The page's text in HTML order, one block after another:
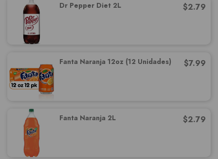
Dr Pepper Diet 2L $2.79
Fanta Naranja 12oz (12 Unidades) $7.99
Fanta Naranja 2L $2.79